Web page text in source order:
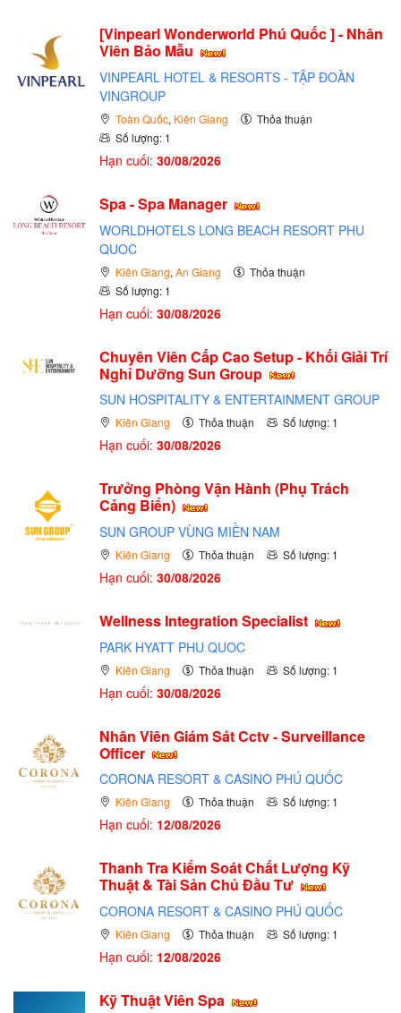
[Vinpearl Wonderworld Phú Quốc ] - Nhân
Viên Bảo Mẫu
VINPEARL HOTEL & RESORTS - TẬP ĐOÀN
VINGROUP
Toàn Quốc, Kiên Giang
Thỏa thuận
Số lượng: 1
Hạn cuối: 30/08/2026
Spa - Spa Manager
WORLDHOTELS LONG BEACH RESORT PHU
QUOC
Kiên Giang, An Giang
Thỏa thuận
Số lượng: 1
Hạn cuối: 30/08/2026
Chuyên Viên Cấp Cao Setup - Khối Giải Trí
Nghỉ Dưỡng Sun Group
SUN HOSPITALITY & ENTERTAINMENT GROUP
Kiên Giang Thỏa thuận Số lượng: 1
Hạn cuối: 30/08/2026
Trưởng Phòng Vận Hành (Phụ Trách
Cảng Biển)
SUN GROUP VÙNG MIỀN NAM
Kiên Giang Thỏa thuận Số lượng: 1
Hạn cuối: 30/08/2026
Wellness Integration Specialist
PARK HYATT PHU QUOC
Kiên Giang Thỏa thuận Số lượng: 1
Hạn cuối: 30/08/2026
Nhân Viên Giám Sát Cctv - Surveillance
Officer
CORONA RESORT & CASINO PHÚ QUỐC
Kiên Giang Thỏa thuận Số lượng: 1
Hạn cuối: 12/08/2026
Thanh Tra Kiểm Soát Chất Lượng Kỹ
Thuật & Tài Sản Chủ Đầu Tư
CORONA RESORT & CASINO PHÚ QUỐC
Kiên Giang Thỏa thuận Số lượng: 1
Hạn cuối: 12/08/2026
Kỹ Thuật Viên Spa